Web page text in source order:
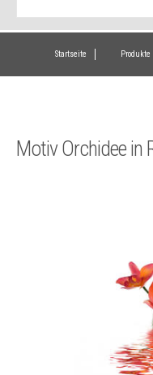
Infrarotheizung
Kontakt
Startseite Produkte
Motiv Orchidee in